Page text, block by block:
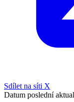
Sdílet na síti X
Datum poslední